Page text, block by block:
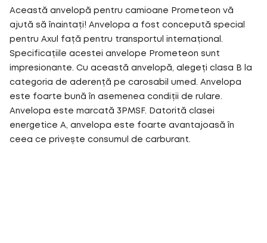
Această anvelopă pentru camioane Prometeon vă
ajută să înaintați! Anvelopa a fost concepută special
pentru Axul față pentru transportul internațional.
Specificațiile acestei anvelope Prometeon sunt
impresionante. Cu această anvelopă, alegeți clasa B la
categoria de aderență pe carosabil umed. Anvelopa
este foarte bună în asemenea condiții de rulare.
Anvelopa este marcată 3PMSF. Datorită clasei
energetice A, anvelopa este foarte avantajoasă în
ceea ce privește consumul de carburant.